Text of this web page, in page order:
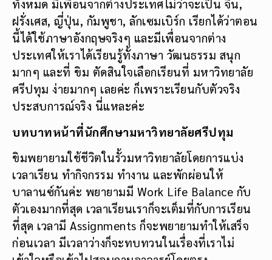
ทั้งหมด มีเพื่อนจากต่างประเทศไม่ว่าจะเป็น จีน,
ฝรั่งเศส, ญี่ปุ่น, กัมพูชา, ลักเซมเบิร์ก เรียกได้ว่าตอน
นี้ได้ใช้ภาษาอังกฤษจริงๆ และมีเพื่อนจากต่าง
ประเทศให้เราได้เรียนรู้ทั้งภาษา วัฒนธรรม สนุก
มากๆ และที่ ขิม ตัดสินใจเลือกเรียนที่ มหาวิทยาลัย
ศรีปทุม ง่ายมากๆ เลยค่ะ ก็เพราะเรียนกับตัวจริง
ประสบการณ์จริง นี่แหละค่ะ
บทบาทหน้าที่นักศึกษามหาวิทยาลัยศรีปทุม
ขิมพยายามใช้ชีวิตในรั้วมหาวิทยาลัยโดยการแบ่ง
เวลาเรียน ทำกิจกรรม ทำงาน และพักผ่อนให้
บาลานซ์กันค่ะ พยายามมี Work Life Balance กับ
ตัวเองมากที่สุด เวลาเรียนเราก็จะเต็มที่กับการเรียน
ที่สุด เวลามี Assignments ก็จะพยายามทำให้เสร็จ
ก่อนเวลา มีเวลาว่างก็จะทบทวนในเรื่องที่เราไม่